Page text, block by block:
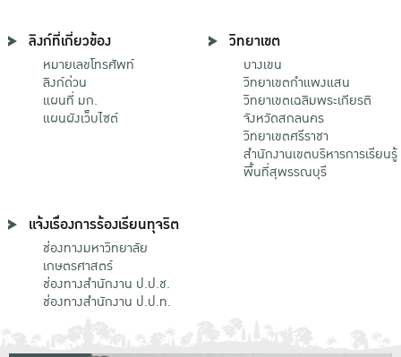
ลิงก์ที่เกี่ยวข้อง
หมายเลขโทรศัพท์
ลิงก์ด่วน
แผนที่ มก.
แผนผังเว็บไซต์
วิทยาเขต
บางเขน
วิทยาเขตกําแพงแสน
วิทยาเขตเฉลิมพระเกียรติ
จังหวัดสกลนคร
วิทยาเขตศรีราชา
สำนักงานเขตบริหารการเรียนรู้
พื้นที่สุพรรณบุรี
แจ้งเรื่องการร้องเรียนทุจริต
ช่องทางมหาวิทยาลัย
เกษตรศาสตร์
ช่องทางสำนักงาน ป.ป.ช.
ช่องทางสำนักงาน ป.ป.ท.